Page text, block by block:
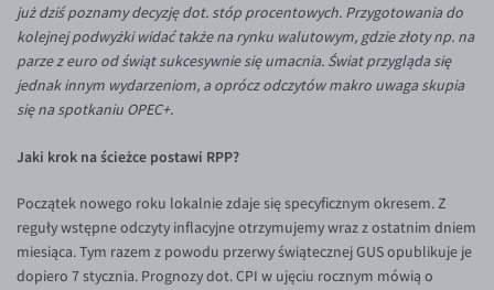
Inne pary walutowe
AUD/PLN
BGN/PLN
CNY/PLN
HKD/PLN
HUF/PLN
ILS/PLN
Aplikacja mobilna
Bezpieczeństwo
Pomoc
FAQ
Konto i opłaty
Wymiana walut
Banki i przelewy
Poradnik
Kontakt
PL
już dziś poznamy decyzję dot. stóp procentowych. Przygotowania do
kolejnej podwyżki widać także na rynku walutowym, gdzie złoty np. na
parze z euro od świąt sukcesywnie się umacnia. Świat przygląda się
jednak innym wydarzeniom, a oprócz odczytów makro uwaga skupia
się na spotkaniu OPEC+.
Jaki krok na ścieżce postawi RPP?
Początek nowego roku lokalnie zdaje się specyficznym okresem. Z
reguły wstępne odczyty inflacyjne otrzymujemy wraz z ostatnim dniem
miesiąca. Tym razem z powodu przerwy świątecznej GUS opublikuje je
dopiero 7 stycznia. Prognozy dot. CPI w ujęciu rocznym mówią o